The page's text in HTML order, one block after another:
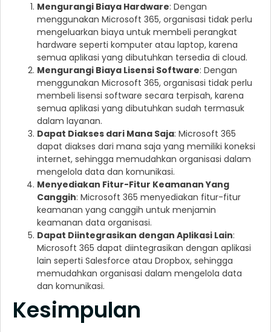
Mengurangi Biaya Hardware: Dengan
menggunakan Microsoft 365, organisasi tidak perlu
mengeluarkan biaya untuk membeli perangkat
hardware seperti komputer atau laptop, karena
semua aplikasi yang dibutuhkan tersedia di cloud.
Mengurangi Biaya Lisensi Software: Dengan
menggunakan Microsoft 365, organisasi tidak perlu
membeli lisensi software secara terpisah, karena
semua aplikasi yang dibutuhkan sudah termasuk
dalam layanan.
Dapat Diakses dari Mana Saja: Microsoft 365
dapat diakses dari mana saja yang memiliki koneksi
internet, sehingga memudahkan organisasi dalam
mengelola data dan komunikasi.
Menyediakan Fitur-Fitur Keamanan Yang
Canggih: Microsoft 365 menyediakan fitur-fitur
keamanan yang canggih untuk menjamin
keamanan data organisasi.
Dapat Diintegrasikan dengan Aplikasi Lain:
Microsoft 365 dapat diintegrasikan dengan aplikasi
lain seperti Salesforce atau Dropbox, sehingga
memudahkan organisasi dalam mengelola data
dan komunikasi.
Kesimpulan